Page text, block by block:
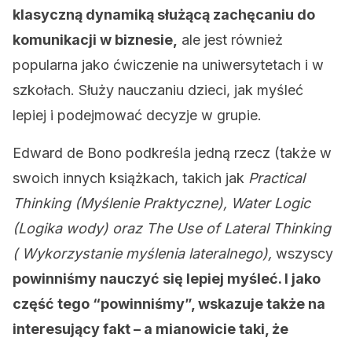
klasyczną dynamiką służącą zachęcaniu do
komunikacji w biznesie, ale jest również
popularna jako ćwiczenie na uniwersytetach i w
szkołach. Służy nauczaniu dzieci, jak myśleć
lepiej i podejmować decyzje w grupie.
Edward de Bono podkreśla jedną rzecz (także w
swoich innych książkach, takich jak Practical
Thinking (Myślenie Praktyczne), Water Logic
(Logika wody) oraz The Use of Lateral Thinking
( Wykorzystanie myślenia lateralnego), wszyscy
powinniśmy nauczyć się lepiej myśleć. I jako
część tego “powinniśmy”, wskazuje także na
interesujący fakt – a mianowicie taki, że